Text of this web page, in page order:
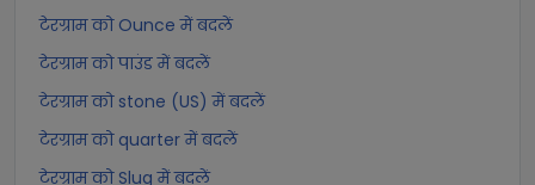
टेरग्राम को Ounce में बदलें
टेरग्राम को पाउंड में बदलें
टेरग्राम को stone (US) में बदलें
टेरग्राम को quarter में बदलें
टेरग्राम को Slug में बदलें